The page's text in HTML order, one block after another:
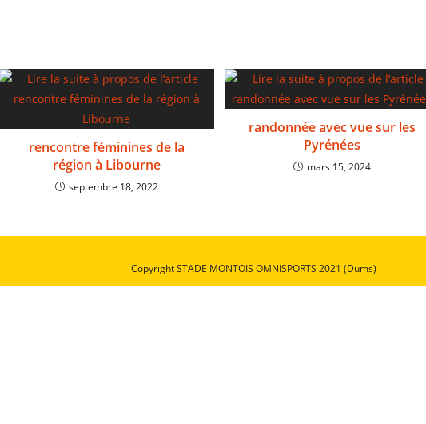
rencontre féminines de la
région à Libourne
septembre 18, 2022
randonnée avec vue sur les
Pyrénées
mars 15, 2024
Copyright STADE MONTOIS OMNISPORTS 2021 (Dums)